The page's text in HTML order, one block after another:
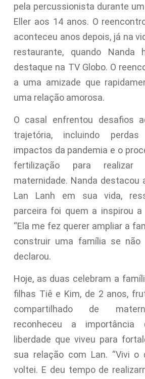
pela percussionista durante
Eller aos 14 anos. O
aconteceu anos depois, já na
restaurante, quando Nanda
destaque na TV Globo. O
a uma amizade que
uma relação amorosa.
O casal enfrentou desafios
trajetória, incluindo
impactos da pandemia e o
fertilização para
maternidade. Nanda destacou
Lan Lanh em sua vida,
parceira foi quem a inspirou a
“Ela me fez querer ampliar a
construir uma família se não
declarou.
Hoje, as duas celebram a
filhas Tiê e Kim, de 2 anos,
compartilhado de
reconheceu a importância
liberdade que viveu para
sua relação com Lan. “Vivi o
voltei. E deu tempo de